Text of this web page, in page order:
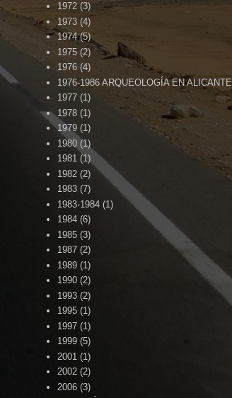
1972 (3)
1973 (4)
1974 (5)
1975 (2)
1976 (4)
1976-1986 ARQUEOLOGÍA EN ALICANTE
1977 (1)
1978 (1)
1979 (1)
1980 (1)
1981 (1)
1982 (2)
1983 (7)
1983-1984 (1)
1984 (6)
1985 (3)
1987 (2)
1989 (1)
1990 (2)
1993 (2)
1995 (1)
1997 (1)
1999 (5)
2001 (1)
2002 (2)
2006 (3)